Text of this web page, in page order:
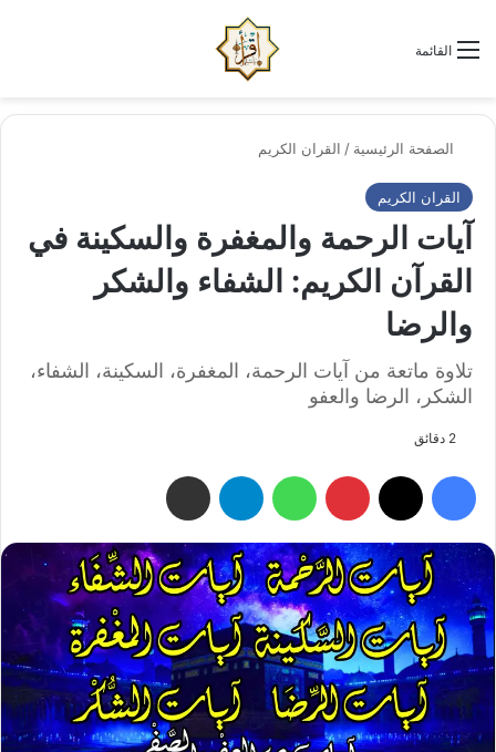
القائمة
الصفحة الرئيسية / القران الكريم
القران الكريم
آيات الرحمة والمغفرة والسكينة في
القرآن الكريم: الشفاء والشكر
والرضا
تلاوة ماتعة من آيات الرحمة، المغفرة، السكينة، الشفاء،
الشكر، الرضا والعفو
فيسبوك بينتيريست واتساب تيلقرام